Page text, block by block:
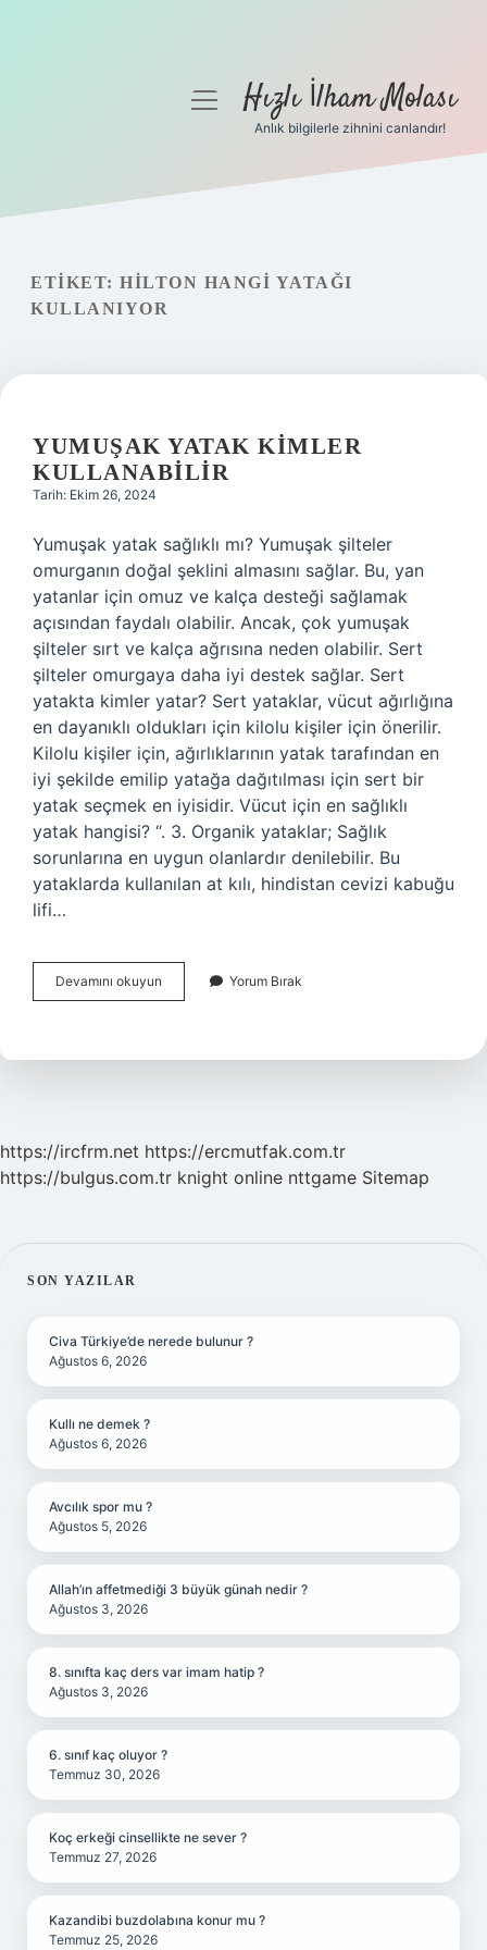
Gizlilik Politikası
Hakkımızda
menüyüHızlı İlham Molası
Anlık bilgilerle zihnini canlandır!
ETIKET: HILTON HANGI YATAĞI
KULLANIYOR
YUMUŞAK YATAK KIMLER
KULLANABILIR
Tarih: Ekim 26, 2024
Yumuşak yatak sağlıklı mı? Yumuşak şilteler
omurganın doğal şeklini almasını sağlar. Bu, yan
yatanlar için omuz ve kalça desteği sağlamak
açısından faydalı olabilir. Ancak, çok yumuşak
şilteler sırt ve kalça ağrısına neden olabilir. Sert
şilteler omurgaya daha iyi destek sağlar. Sert
yatakta kimler yatar? Sert yataklar, vücut ağırlığına
en dayanıklı oldukları için kilolu kişiler için önerilir.
Kilolu kişiler için, ağırlıklarının yatak tarafından en
iyi şekilde emilip yatağa dağıtılması için sert bir
yatak seçmek en iyisidir. Vücut için en sağlıklı
yatak hangisi? “. 3. Organik yataklar; Sağlık
sorunlarına en uygun olanlardır denilebilir. Bu
yataklarda kullanılan at kılı, hindistan cevizi kabuğu
lifi…
Devamını okuyun Yumuşak
Yatak
Yorum Bırak
https://ircfrm.net https://ercmutfak.com.tr
https://bulgus.com.tr knight online nttgame Sitemap
SIDEBAR
SON YAZILAR
Civa Türkiye’de nerede bulunur ?
Ağustos 6, 2026
Kullı ne demek ?
Ağustos 6, 2026
Avcılık spor mu ?
Ağustos 5, 2026
Allah’ın affetmediği 3 büyük günah nedir ?
Ağustos 3, 2026
8. sınıfta kaç ders var imam hatip ?
Ağustos 3, 2026
6. sınıf kaç oluyor ?
Temmuz 30, 2026
Koç erkeği cinsellikte ne sever ?
Temmuz 27, 2026
Kazandibi buzdolabına konur mu ?
Temmuz 25, 2026